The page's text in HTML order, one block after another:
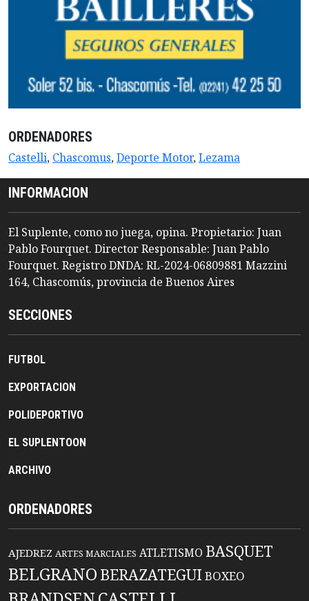
ORDENADORES
Castelli, Chascomus,Deporte Motor,Lezama
INFORMACION
El Suplente, como no juega, opina. Propietario: Juan
Pablo Fourquet. Director Responsable: Juan Pablo
Fourquet. Registro DNDA: RL-2024-06809881 Mazzini
164, Chascomús, provincia de Buenos Aires
SECCIONES
FUTBOL
EXPORTACION
POLIDEPORTIVO
EL SUPLENTOON
ARCHIVO
ORDENADORES
AJEDREZ ARTES MARCIALES ATLETISMO BASQUET
BELGRANO BERAZATEGUIBOXEO